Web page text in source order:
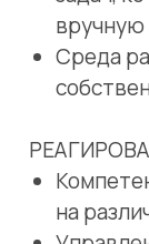
Преимущества
инцидент с
инцидентов